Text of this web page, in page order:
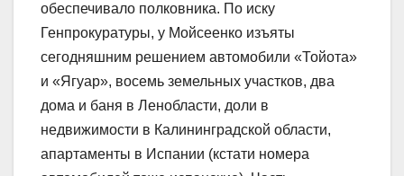
обеспечивало полковника. По иску
Генпрокуратуры, у Мойсеенко изъяты
сегодняшним решением автомобили «Тойота»
и «Ягуар», восемь земельных участков, два
дома и баня в Ленобласти, доли в
недвижимости в Калининградской области,
апартаменты в Испании (кстати номера